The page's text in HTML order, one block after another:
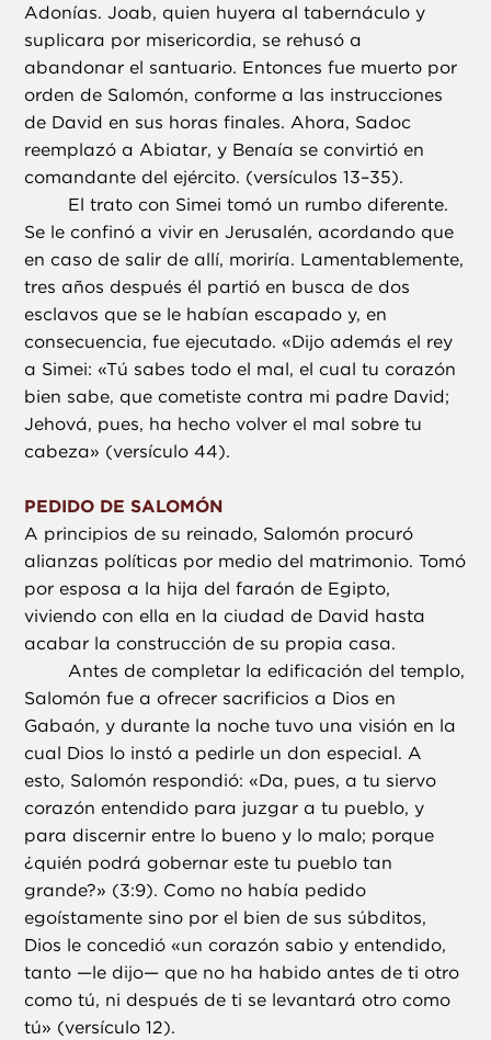
Adonías. Joab, quien huyera al tabernáculo y
suplicara por misericordia, se rehusó a
abandonar el santuario. Entonces fue muerto por
orden de Salomón, conforme a las instrucciones
de David en sus horas finales. Ahora, Sadoc
reemplazó a Abiatar, y Benaía se convirtió en
comandante del ejército. (versículos 13–35).
El trato con Simei tomó un rumbo diferente.
Se le confinó a vivir en Jerusalén, acordando que
en caso de salir de allí, moriría. Lamentablemente,
tres años después él partió en busca de dos
esclavos que se le habían escapado y, en
consecuencia, fue ejecutado. «Dijo además el rey
a Simei: «Tú sabes todo el mal, el cual tu corazón
bien sabe, que cometiste contra mi padre David;
Jehová, pues, ha hecho volver el mal sobre tu
cabeza» (versículo 44).
PEDIDO DE SALOMÓN
A principios de su reinado, Salomón procuró
alianzas políticas por medio del matrimonio. Tomó
por esposa a la hija del faraón de Egipto,
viviendo con ella en la ciudad de David hasta
acabar la construcción de su propia casa.
Antes de completar la edificación del templo,
Salomón fue a ofrecer sacrificios a Dios en
Gabaón, y durante la noche tuvo una visión en la
cual Dios lo instó a pedirle un don especial. A
esto, Salomón respondió: «Da, pues, a tu siervo
corazón entendido para juzgar a tu pueblo, y
para discernir entre lo bueno y lo malo; porque
¿quién podrá gobernar este tu pueblo tan
grande?» (3:9). Como no había pedido
egoístamente sino por el bien de sus súbditos,
Dios le concedió «un corazón sabio y entendido,
tanto —le dijo— que no ha habido antes de ti otro
como tú, ni después de ti se levantará otro como
tú» (versículo 12).